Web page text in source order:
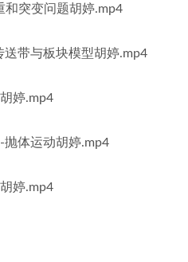
和突变问题胡婷.mp4
带与板块模型胡婷.mp4
婷.mp4
抛体运动胡婷.mp4
婷.mp4